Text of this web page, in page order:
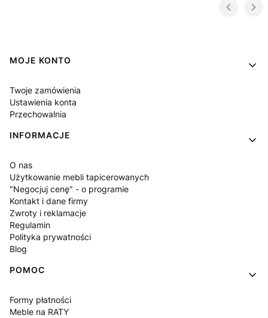
Linki w stopce
MOJE KONTO
Twoje zamówienia
Ustawienia konta
Przechowalnia
INFORMACJE
O nas
Użytkowanie mebli tapicerowanych
"Negocjuj cenę" - o programie
Kontakt i dane firmy
Zwroty i reklamacje
Regulamin
Polityka prywatności
Blog
POMOC
Formy płatności
Meble na RATY